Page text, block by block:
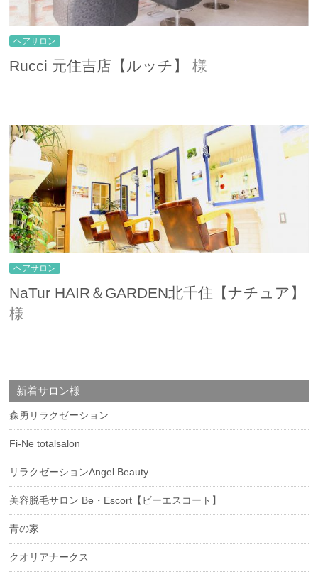
ヘアサロン
Rucci 元住吉店【ルッチ】様
ヘアサロン
NaTur HAIR＆GARDEN北千住【ナチュア】
様
新着サロン様
森勇リラクゼーション
Fi-Ne totalsalon
リラクゼーションAngel Beauty
美容脱毛サロン Be・Escort【ビーエスコート】
青の家
クオリアナークス